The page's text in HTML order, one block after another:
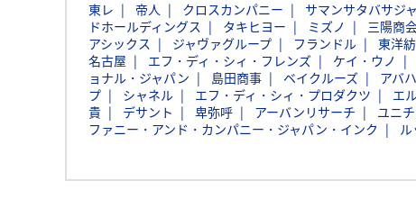
東レ 帝人 クロスカンパニー サマンサタバサジ
ドホールディングス
タキヒヨー ミズノ 三陽商
アシックス
ジャヴァグループ フランドル 東洋紡
名古屋
エフ・ディ・シィ・フレンズ ケイ・ウノ
ョナル・ジャパン
島田商事 ベイクルーズ アバ
プ
シャネル エフ・ディ・シィ・プロダクツ エ
貴
デサント 卑弥呼 アーバンリサーチ ユニ
ファニー・アンド・カンパニー・ジャパン・インク